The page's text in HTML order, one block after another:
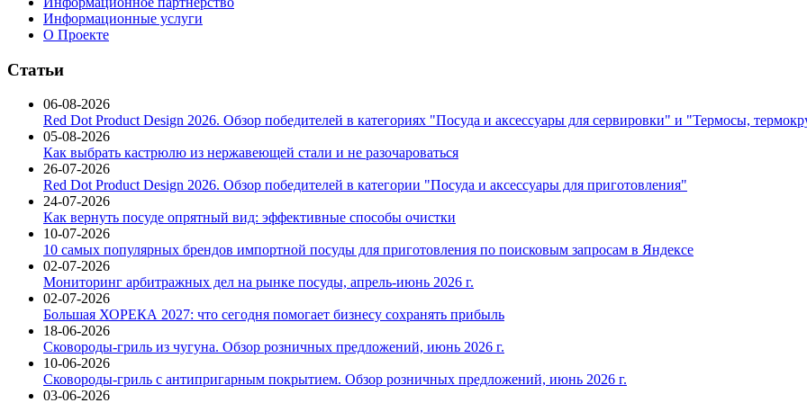
Информационные услуги
О Проекте
Статьи
06-08-2026
Red Dot Product Design 2026. Обзор победителей в категориях "Посуда и аксессуары для сервировки" и "Термосы,
05-08-2026
Как выбрать кастрюлю из нержавеющей стали и не разочароваться
26-07-2026
Red Dot Product Design 2026. Обзор победителей в категории "Посуда и аксессуары для приготовления"
24-07-2026
Как вернуть посуде опрятный вид: эффективные способы очистки
10-07-2026
10 самых популярных брендов импортной посуды для приготовления по поисковым запросам в Яндексе
02-07-2026
Мониторинг арбитражных дел на рынке посуды, апрель-июнь 2026 г.
02-07-2026
Большая ХОРЕКА 2027: что сегодня помогает бизнесу сохранять прибыль
18-06-2026
Сковороды-гриль из чугуна. Обзор розничных предложений, июнь 2026 г.
10-06-2026
Сковороды-гриль с антипригарным покрытием. Обзор розничных предложений, июнь 2026 г.
03-06-2026